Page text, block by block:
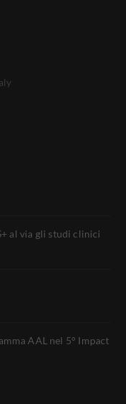
al via gli studi clinici
AAL nel 5° Impact